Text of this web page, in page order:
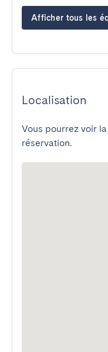
Afficher tous les
Localisation
Vous pourrez voir
réservation.